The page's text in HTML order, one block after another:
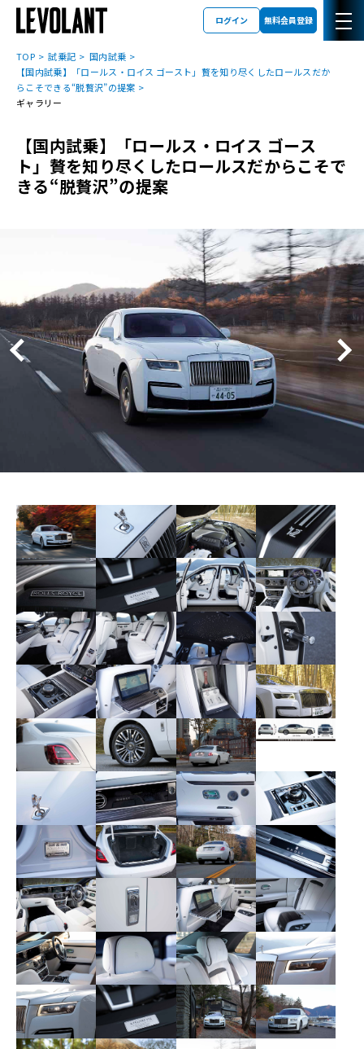
ログイン 無料会員登録
TOP 試乗記
国内試乗
【国内試乗】「ロールス・ロイス ゴースト」贅を知り尽くしたロールスだか
らこそできる“脱贅沢”の提案
ギャラリー
【国内試乗】「ロールス・ロイス ゴース
ト」贅を知り尽くしたロールスだからこそで
きる“脱贅沢”の提案